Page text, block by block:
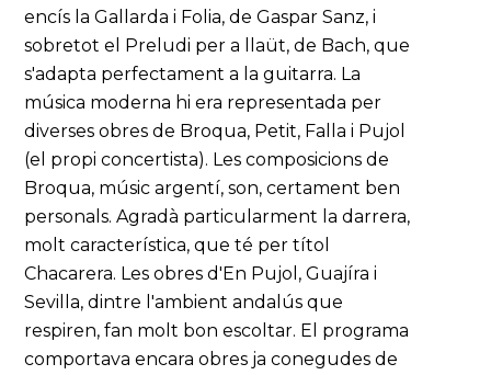
encís la Gallarda i Folia, de Gaspar Sanz, i
sobretot el Preludi per a llaüt, de Bach, que
s'adapta perfectament a la guitarra. La
música moderna hi era representada per
diverses obres de Broqua, Petit, Falla i Pujol
(el propi concertista). Les composicions de
Broqua, músic argentí, son, certament ben
personals. Agradà particularment la darrera,
molt característica, que té per títol
Chacarera. Les obres d'En Pujol, Guajíra i
Sevilla, dintre l'ambient andalús que
respiren, fan molt bon escoltar. El programa
comportava encara obres ja conegudes de